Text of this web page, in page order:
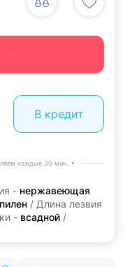
В кредит
каждые 30 мин.
- нержавеющая
/ Длина лезвия
- всадной /